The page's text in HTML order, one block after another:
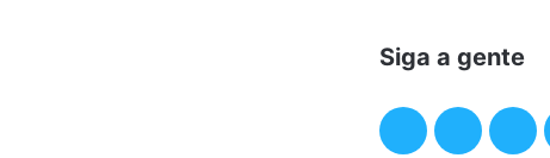
Siga a gente
F
T